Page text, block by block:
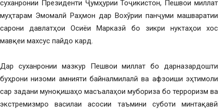
суханронии Президенти Ҷумҳурии Тоҷикистон, Пешвои миллат
муҳтарам Эмомалӣ Раҳмон дар Вохӯрии панҷуми машваратии
сарони давлатҳои Осиёи Марказӣ бо зикри нуктаҳои хос
мавқеи махсус пайдо кард.
Дар суханронии мазкур Пешвои миллат бо дарназардошти
буҳрони низоми амнияти байналмилалӣ ва афзоиши эҳтимоли
сар задани муноқишаҳо масъалаҳои мубориза бо терроризм ва
экстремизмро василаи асосии таъмини суботи минтақавӣ